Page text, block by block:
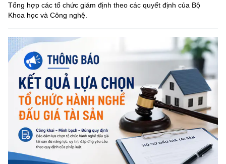
Tổng hợp các tổ chức giám định theo các quyết định của Bộ
Khoa học và Công nghệ.